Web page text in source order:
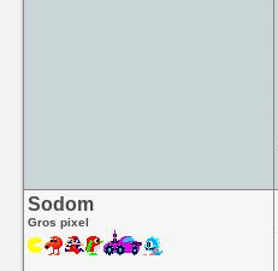
Sodom
Gros pixel